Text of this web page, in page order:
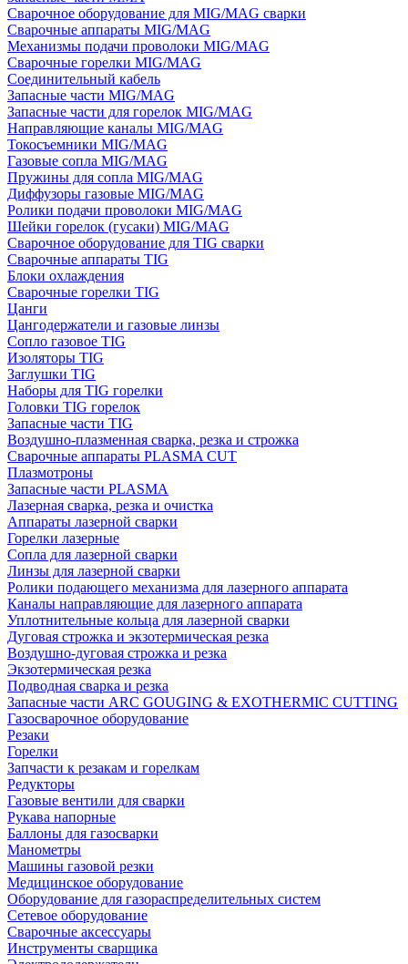
Сварочное оборудование для MIG/MAG сварки
Сварочные аппараты MIG/MAG
Механизмы подачи проволоки MIG/MAG
Сварочные горелки MIG/MAG
Соединительный кабель
Запасные части MIG/MAG
Запасные части для горелок MIG/MAG
Направляющие каналы MIG/MAG
Токосъемники MIG/MAG
Газовые сопла MIG/MAG
Пружины для сопла MIG/MAG
Диффузоры газовые MIG/MAG
Ролики подачи проволоки MIG/MAG
Шейки горелок (гусаки) MIG/MAG
Сварочное оборудование для TIG сварки
Сварочные аппараты TIG
Блоки охлаждения
Сварочные горелки TIG
Цанги
Цангодержатели и газовые линзы
Сопло газовое TIG
Изоляторы TIG
Заглушки TIG
Наборы для TIG горелки
Головки TIG горелок
Запасные части TIG
Воздушно-плазменная сварка, резка и строжка
Сварочные аппараты PLASMA CUT
Плазмотроны
Запасные части PLASMA
Лазерная сварка, резка и очистка
Аппараты лазерной сварки
Горелки лазерные
Сопла для лазерной сварки
Линзы для лазерной сварки
Ролики подающего механизма для лазерного аппарата
Каналы направляющие для лазерного аппарата
Уплотнительные кольца для лазерной сварки
Дуговая строжка и экзотермическая резка
Воздушно-дуговая строжка и резка
Экзотермическая резка
Подводная сварка и резка
Запасные части ARC GOUGING & EXOTHERMIC CUTTING
Газосварочное оборудование
Резаки
Горелки
Запчасти к резакам и горелкам
Редукторы
Газовые вентили для сварки
Рукава напорные
Баллоны для газосварки
Манометры
Машины газовой резки
Медицинское оборудование
Оборудование для газораспределительных систем
Сетевое оборудование
Сварочные аксессуары
Инструменты сварщика